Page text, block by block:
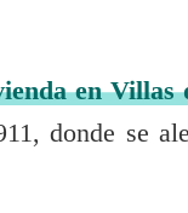
en Villas
donde se